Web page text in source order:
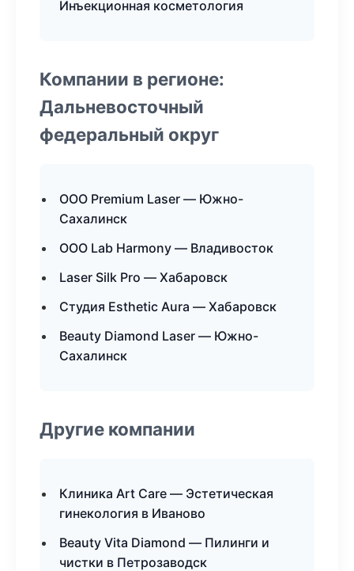
Инъекционная косметология
Компании в регионе:
Дальневосточный
федеральный округ
ООО Premium Laser — Южно-
Сахалинск
ООО Lab Harmony — Владивосток
Laser Silk Pro — Хабаровск
Студия Esthetic Aura — Хабаровск
Beauty Diamond Laser — Южно-
Сахалинск
Другие компании
Клиника Art Care — Эстетическая
гинекология в Иваново
Beauty Vita Diamond — Пилинги и
чистки в Петрозаводск